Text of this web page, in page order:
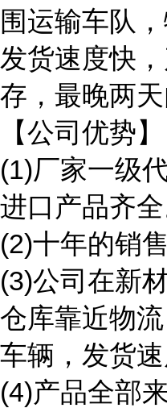
围运输车队
发货速度快
存，最晚两天
【公司优势】
(1)厂家一级
进口产品齐全
(2)十年的销售
(3)公司在新
仓库靠近物
车辆，发货速
(4)产品全部